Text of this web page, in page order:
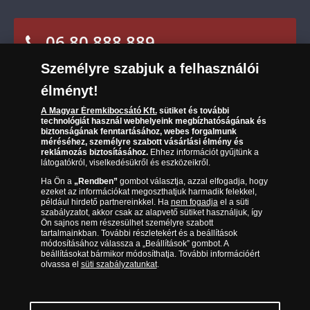
Sütik (cookies) használata
Süti (cookies)Beállítások
Társaságunkról
Az érmék és érmek ára és értéke
Gyakran ismételt kérdések
Adatkezelés
06 80 888 889
(díjmentesen hívható hétfőtől csütörtökig 9.00 és 17.00
óra között, péntekenként 9.00 és 15.00 óra között)
Magyar Éremkibocsátó Kft. 1134 Budapest, Váci út 33. Cégjegyzékszám: 01-09-
Bláthy Ottó utca 3-5.) engedélyéhez kötött tevékenységet folytat. Kereskedelmi
Személyre szabjuk a felhasználói
élményt!
A Magyar Éremkibocsátó Kft.sütiket és további
technológiát használ webhelyeink megbízhatóságának és
biztonságának fenntartásához, webes forgalmunk
méréséhez, személyre szabott vásárlási élmény és
reklámozás biztosításához.Ehhez információt gyűjtünk a
látogatókról, viselkedésükről és eszközeikről.
Ha Ön a „Rendben”gombot választja, azzal elfogadja, hogy
ezeket az információkat megoszthatjuk harmadik felekkel,
például hirdető partnereinkkel. Ha nem fogadjael a süti
szabályzatot, akkor csak az alapvető sütiket használjuk, így
Ön sajnos nem részesülhet személyre szabott
tartalmainkban. További részletekért és a beállítások
módosításához válassza a „Beállítások” gombot. A
beállításokat bármikor módosíthatja. További információért
olvassa el süti szabályzatunkat.